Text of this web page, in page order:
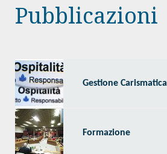
Pubblicazioni
Gestione Carismatica
Formazione